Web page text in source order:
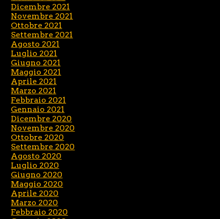
Dicembre 2021
Novembre 2021
Ottobre 2021
Settembre 2021
Agosto 2021
Luglio 2021
Giugno 2021
Maggio 2021
Aprile 2021
Marzo 2021
Febbraio 2021
Gennaio 2021
Dicembre 2020
Novembre 2020
Ottobre 2020
Settembre 2020
Agosto 2020
Luglio 2020
Giugno 2020
Maggio 2020
Aprile 2020
Marzo 2020
Febbraio 2020